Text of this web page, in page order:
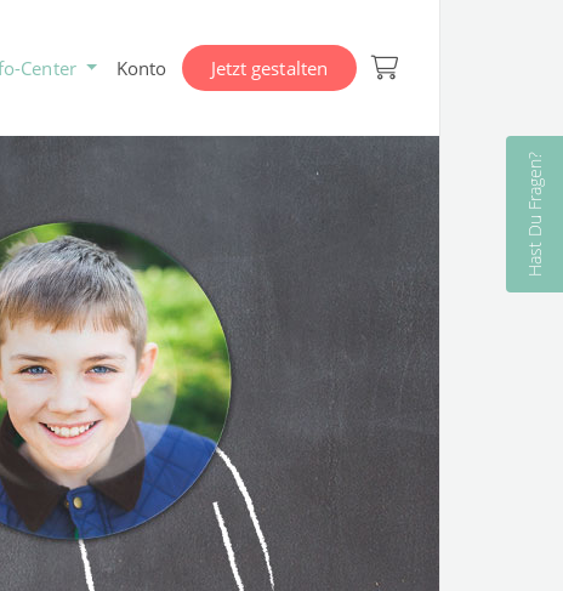
Center Konto Jetzt gestalten
Hast Du Fragen?